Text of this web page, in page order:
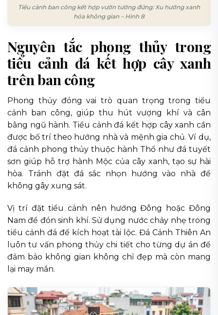
Tiểu cảnh ban công kết hợp vườn tường đứng: Xu hướng xanh
hóa không gian – Hình 8
Nguyên tắc phong thủy trong
tiểu cảnh đá kết hợp cây xanh
trên ban công
Phong thủy đóng vai trò quan trọng trong tiểu
cảnh ban công, giúp thu hút vượng khí và cân
bằng ngũ hành. Tiểu cảnh đá kết hợp cây xanh cần
được bố trí theo hướng nhà và mệnh gia chủ. Ví dụ,
đá cảnh phong thủy thuộc hành Thổ như đá tuyết
sơn giúp hỗ trợ hành Mộc của cây xanh, tạo sự hài
hòa. Tránh đặt đá sắc nhọn hướng vào nhà để
không gây xung sát.
Vị trí đặt tiểu cảnh nên hướng Đông hoặc Đông
Nam để đón sinh khí. Sử dụng nước chảy nhẹ trong
tiểu cảnh đá để kích hoạt tài lộc. Đá Cảnh Thiên An
luôn tư vấn phong thủy chi tiết cho từng dự án để
đảm bảo không gian không chỉ đẹp mà còn mang
lại may mắn.